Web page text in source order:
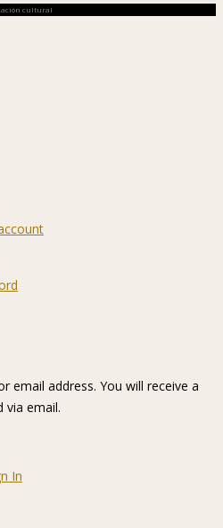
cultural
email address. You will receive a
via email.
In